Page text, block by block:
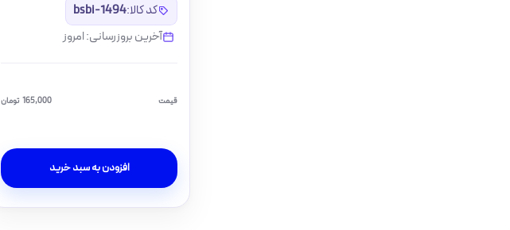
کد کالا:bsbi-1494
آخرین بروزرسانی: امروز
قیمت تومان
افزودن به سبد خرید